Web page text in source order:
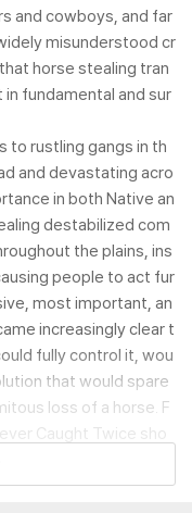
and cowboys, and far
misunderstood cr
horse stealing tran
fundamental and sur
to rustling gangs in th
and devastating acro
in both Native an
destabilized com
the plains, ins
people to act fur
most important, an
increasingly clear t
fully control it, wou
that would spare
loss of a horse. F
Caught Twice sho
western Nebraska
the story of the old We